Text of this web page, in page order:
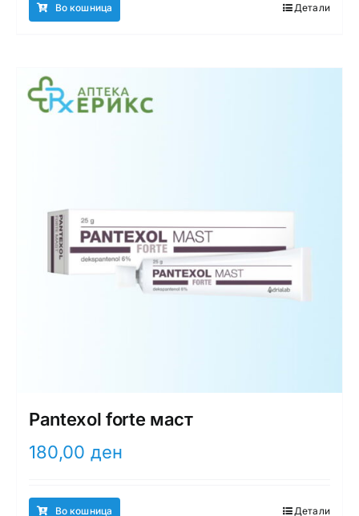
Во кошница Детали
Pantexol forte маст
180,00 ден
Во кошница Детали